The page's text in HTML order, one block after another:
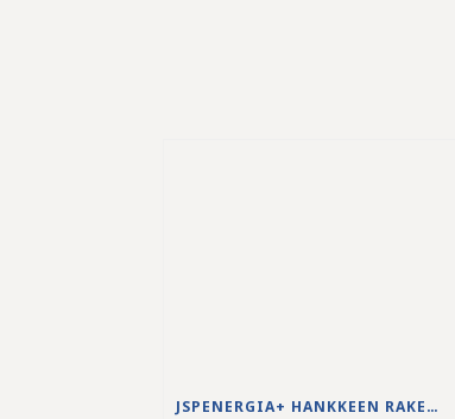
JSPENERGIA+ HANKKEEN RAKENNUSTYÖT KÄYNNISTYVÄT LOUHINTATÖILLÄ